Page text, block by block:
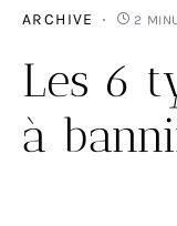
ARCHIVE 2
Les 6
à